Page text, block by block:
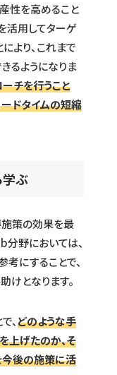
性を高めること
活用してターゲ
より、これまで
るようになりま
チを行うこと
ドタイムの短縮
学ぶ
施策の効果を最
野においては、
にすることで、
となります。
、どのような手
上げたのか、そ
今後の施策に活